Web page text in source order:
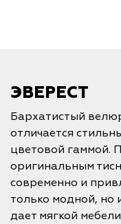
ЭВЕРЕСТ
Бархатистый
отличается
цветовой гаммой.
оригинальным
современно и
только модной, но
дает мягкой